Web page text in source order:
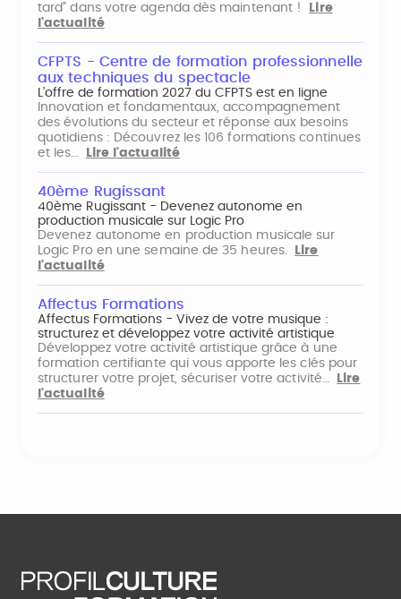
tard" dans votre agenda dès maintenant !
Lire
l'actualité
CFPTS - Centre de formation professionnelle
aux techniques du spectacle
L’offre de formation 2027 du CFPTS est en ligne
Innovation et fondamentaux, accompagnement
des évolutions du secteur et réponse aux besoins
quotidiens : Découvrez les 106 formations continues
et les…
Lire l'actualité
40ème Rugissant
40ème Rugissant - Devenez autonome en
production musicale sur Logic Pro
Devenez autonome en production musicale sur
Logic Pro en une semaine de 35 heures.
Lire
l'actualité
Affectus Formations
Affectus Formations - Vivez de votre musique :
structurez et développez votre activité artistique
Développez votre activité artistique grâce à une
formation certifiante qui vous apporte les clés pour
structurer votre projet, sécuriser votre activité…
Lire
l'actualité